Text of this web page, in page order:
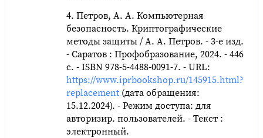
4. Петров, А. А. Компьютерная
безопасность. Криптографические
методы защиты / А. А. Петров. - 3-е изд.
- Саратов : Профобразование, 2024. - 446
c. - ISBN 978-5-4488-0091-7. - URL:
https://www.iprbookshop.ru/145915.html?
replacement (дата обращения:
15.12.2024). - Режим доступа: для
авторизир. пользователей. - Текст :
электронный.